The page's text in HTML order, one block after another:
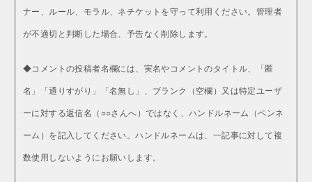
ナー、ルール、モラル、ネチケットを守って利用ください。管理者
が不適切と判断した場合、予告なく削除します。
◆コメントの投稿者名欄には、実名やコメントのタイトル、「匿
名」「通りすがり」「名無し」、ブランク（空欄）又は特定ユーザ
ーに対する返信名（○○さんへ）ではなく、ハンドルネーム（ペンネ
ーム）を記入してください。ハンドルネームは、一記事に対して複
数使用しないようにお願いします。